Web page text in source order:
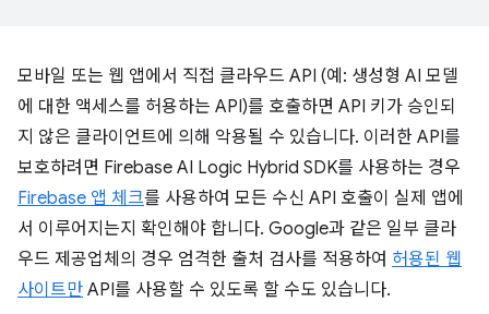
모바일 또는 웹 앱에서 직접 클라우드 API (예: 생성형 AI 모델
에 대한 액세스를 허용하는 API)를 호출하면 API 키가 승인되
지 않은 클라이언트에 의해 악용될 수 있습니다. 이러한 API를
보호하려면 Firebase AI Logic Hybrid SDK를 사용하는 경우
Firebase 앱 체크를 사용하여 모든 수신 API 호출이 실제 앱에
서 이루어지는지 확인해야 합니다. Google과 같은 일부 클라
우드 제공업체의 경우 엄격한 출처 검사를 적용하여 허용된 웹
사이트만 API를 사용할 수 있도록 할 수도 있습니다.